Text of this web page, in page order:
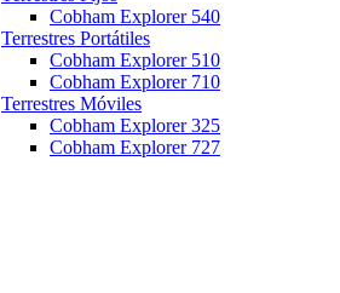
Cobham Explorer 540
Terrestres Portátiles
Cobham Explorer 510
Cobham Explorer 710
Terrestres Móviles
Cobham Explorer 325
Cobham Explorer 727